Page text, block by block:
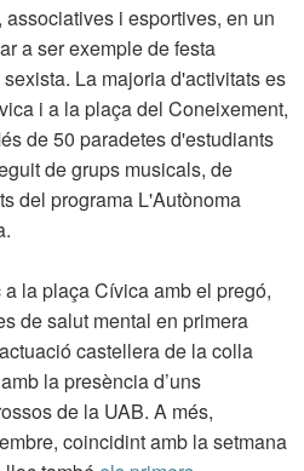
i esportives, en un
a ser exemple de festa
La majoria d'activitats es
i a la plaça del Coneixement,
de 50 paradetes d'estudiants
de grups musicals, de
del programa L'Autònoma
la plaça Cívica amb el pregó,
de salut mental en primera
castellera de la colla
la presència d’uns
de la UAB. A més,
coincidint amb la setmana